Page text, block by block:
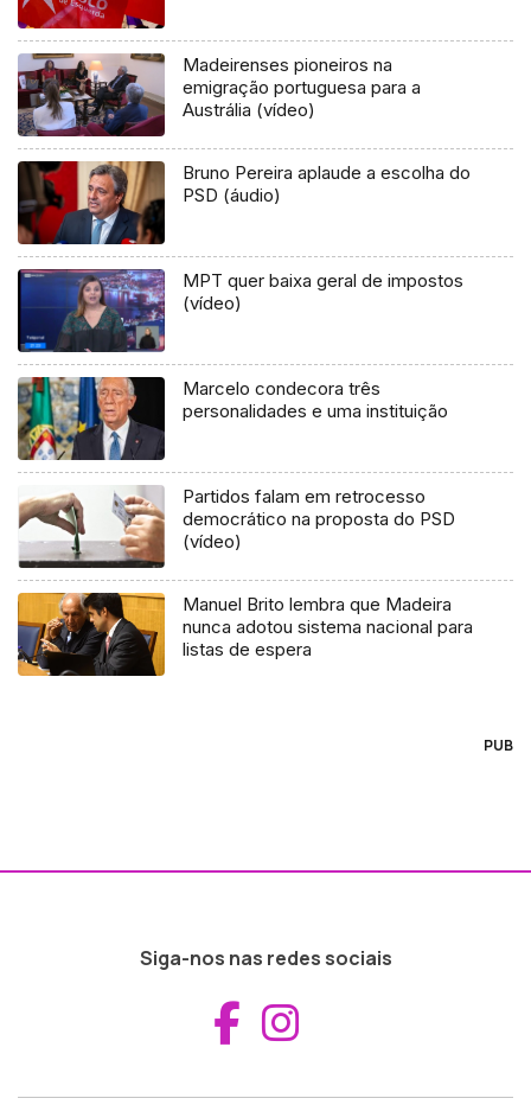
Madeirenses pioneiros na
emigração portuguesa para a
Austrália (vídeo)
Bruno Pereira aplaude a escolha do
PSD (áudio)
MPT quer baixa geral de impostos
(vídeo)
Marcelo condecora três
personalidades e uma instituição
Partidos falam em retrocesso
democrático na proposta do PSD
(vídeo)
Manuel Brito lembra que Madeira
nunca adotou sistema nacional para
listas de espera
PUB
Siga-nos nas redes sociais
Aceder ao